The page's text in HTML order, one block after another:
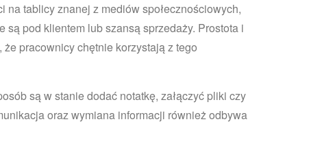
na tablicy znanej z mediów społecznościowych,
są pod klientem lub szansą sprzedaży. Prostota i
pracownicy chętnie korzystają z tego
są w stanie dodać notatkę, załączyć pliki czy
oraz wymiana informacji również odbywa